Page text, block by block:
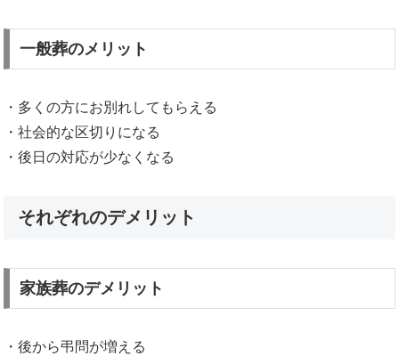
一般葬のメリット
・多くの方にお別れしてもらえる
・社会的な区切りになる
・後日の対応が少なくなる
それぞれのデメリット
家族葬のデメリット
・後から弔問が増える